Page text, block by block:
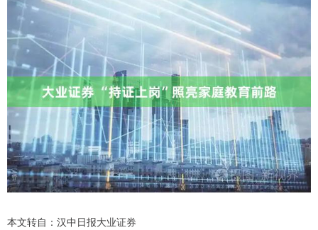
本文转自：汉中日报大业证券